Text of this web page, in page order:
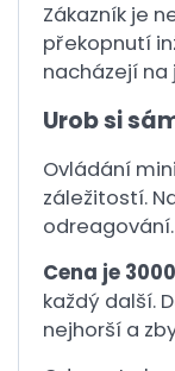
Zákazník je
překopnutí
nacházejí
Urob si
Ovládání
záležitostí.
odreagování.
Cena je
každý další.
nejhorší a